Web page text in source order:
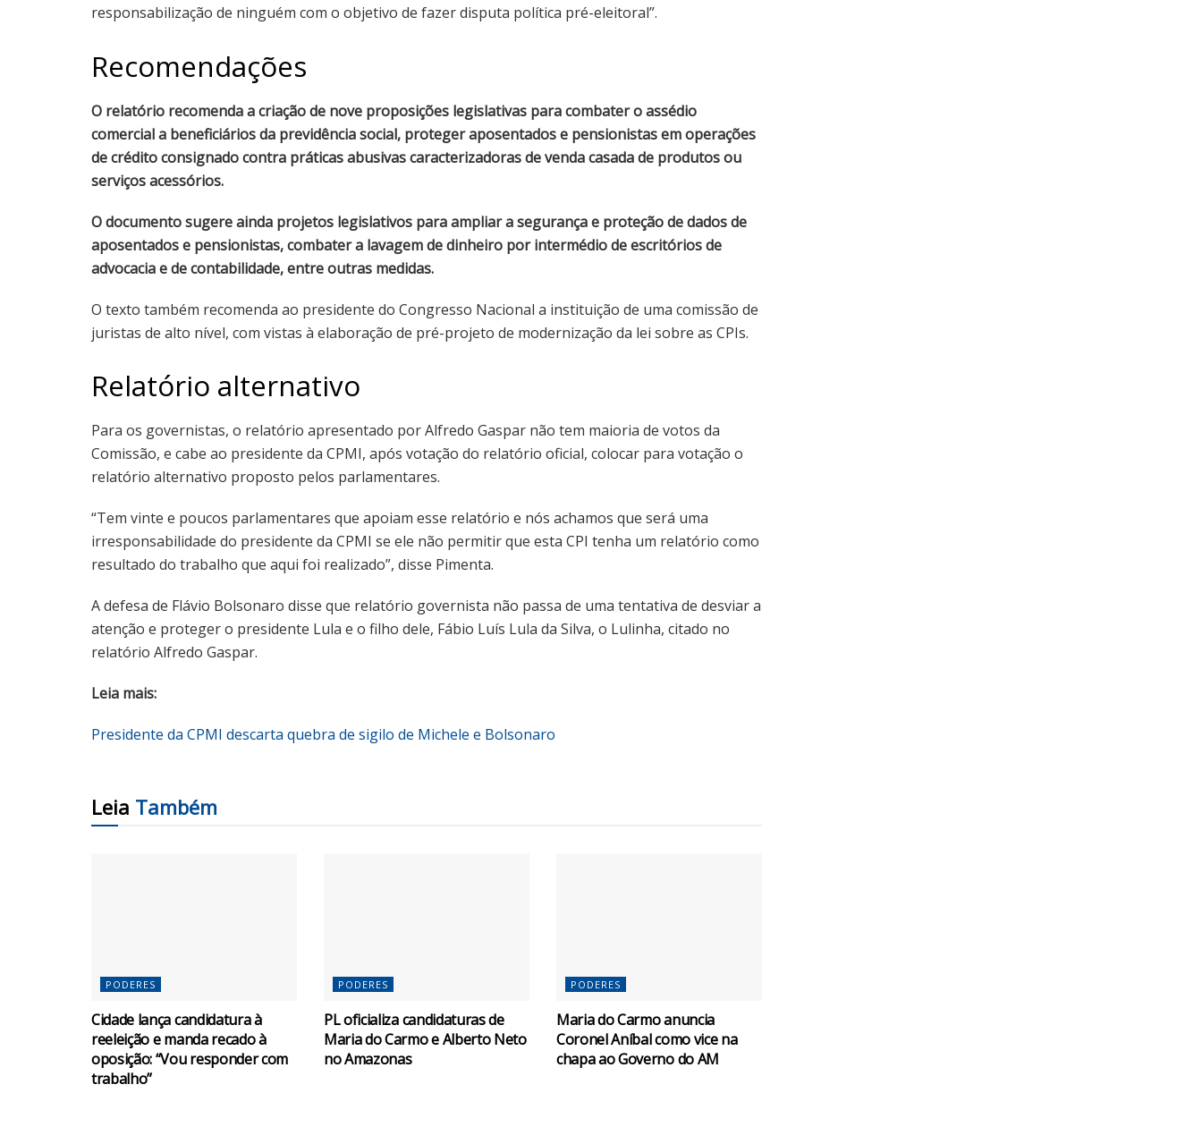
responsabilização de ninguém com o objetivo de fazer disputa política pré-eleitoral”.
Recomendações
O relatório recomenda a criação de nove proposições legislativas para combater o assédio
comercial a beneficiários da previdência social, proteger aposentados e pensionistas em operações
de crédito consignado contra práticas abusivas caracterizadoras de venda casada de produtos ou
serviços acessórios.
O documento sugere ainda projetos legislativos para ampliar a segurança e proteção de dados de
aposentados e pensionistas, combater a lavagem de dinheiro por intermédio de escritórios de
advocacia e de contabilidade, entre outras medidas.
O texto também recomenda ao presidente do Congresso Nacional a instituição de uma comissão de
juristas de alto nível, com vistas à elaboração de pré-projeto de modernização da lei sobre as CPIs.
Relatório alternativo
Para os governistas, o relatório apresentado por Alfredo Gaspar não tem maioria de votos da
Comissão, e cabe ao presidente da CPMI, após votação do relatório oficial, colocar para votação o
relatório alternativo proposto pelos parlamentares.
“Tem vinte e poucos parlamentares que apoiam esse relatório e nós achamos que será uma
irresponsabilidade do presidente da CPMI se ele não permitir que esta CPI tenha um relatório como
resultado do trabalho que aqui foi realizado”, disse Pimenta.
A defesa de Flávio Bolsonaro disse que relatório governista não passa de uma tentativa de desviar a
atenção e proteger o presidente Lula e o filho dele, Fábio Luís Lula da Silva, o Lulinha, citado no
relatório Alfredo Gaspar.
Leia mais:
Presidente da CPMI descarta quebra de sigilo de Michele e Bolsonaro
Leia Também
PODERES
Cidade lança candidatura à
reeleição e manda recado à
oposição: “Vou responder com
trabalho”
PODERES
PL oficializa candidaturas de
Maria do Carmo e Alberto Neto
no Amazonas
PODERES
Maria do Carmo anuncia
Coronel Aníbal como vice na
chapa ao Governo do AM